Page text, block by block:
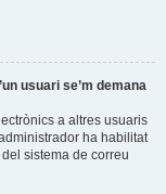
usuari se’m demana
a altres usuaris
ha habilitat
sistema de correu